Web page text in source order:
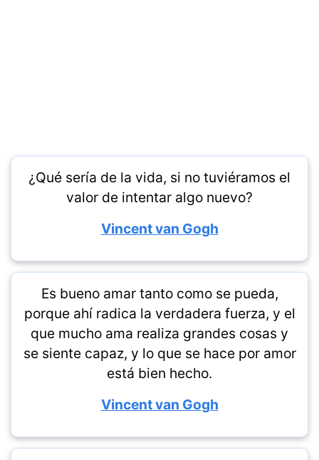
¿Qué sería de la vida, si no tuviéramos el
valor de intentar algo nuevo?
Vincent van Gogh
Es bueno amar tanto como se pueda,
porque ahí radica la verdadera fuerza, y el
que mucho ama realiza grandes cosas y
se siente capaz, y lo que se hace por amor
está bien hecho.
Vincent van Gogh